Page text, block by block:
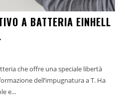
A BATTERIA EINHELL
che offre una speciale libertà
dell’impugnatura a T. Ha
e...